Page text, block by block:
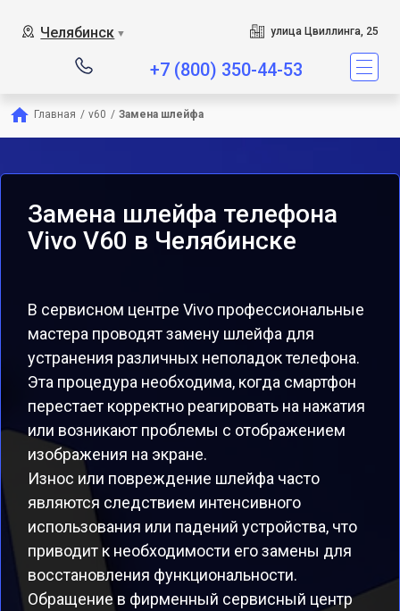
Челябинск ▼ улица Цвиллинга, 25
+7 (800) 350-44-53
Главная / v60 / Замена шлейфа
Замена шлейфа телефона
Vivo V60 в Челябинске
В сервисном центре Vivo профессиональные
мастера проводят замену шлейфа для
устранения различных неполадок телефона.
Эта процедура необходима, когда смартфон
перестает корректно реагировать на нажатия
или возникают проблемы с отображением
изображения на экране.
Износ или повреждение шлейфа часто
являются следствием интенсивного
использования или падений устройства, что
приводит к необходимости его замены для
восстановления функциональности.
Обращение в фирменный сервисный центр